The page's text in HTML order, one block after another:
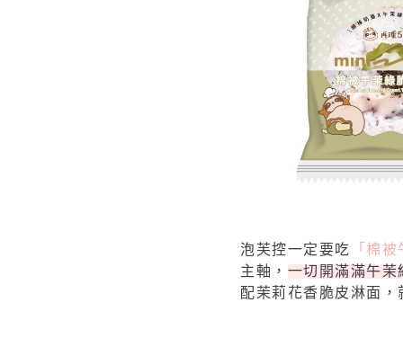
泡芙控一定要吃 「棉
主軸， 一切開滿滿午茉
配茉莉花香脆皮淋面，